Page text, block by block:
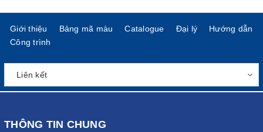
Giới thiệu Bảng mã màu Catalogue Đại lý
Hướng dẫn
Công trình
THÔNG TIN CHUNG